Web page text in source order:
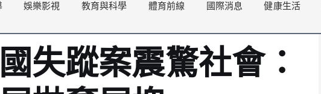
娛樂影視 教育與科學 體育前線 國際消息 健康生活
失蹤案震驚社會：